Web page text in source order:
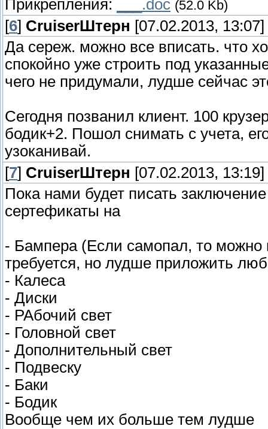
Прикрепления:
___.doc (52.0 Kb)
[6] СruiserШтерн [07.02.2013, 13:07]
Да сереж. можно все вписать. что
спокойно уже строить под
чего не придумали, лудше сейчас
Сегодня позванил клиент. 100
бодик+2. Пошол снимать с учета,
узоканивай.
[7] СruiserШтерн [07.02.2013, 13:19]
Пока нами будет писать
сертефикаты на
- Бампера (Если самопал, то можно
требуется, но лудше приложить
- Калеса
- Диски
- РАбочий свет
- Головной свет
- Дополнительный свет
- Подвеску
- Баки
- Бодик
Вообще чем их больше тем лудше